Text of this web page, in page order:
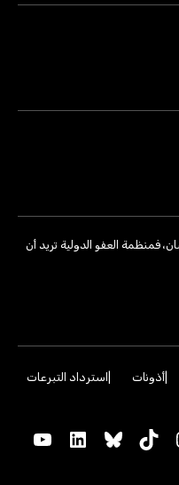
فمنظمة العفو الدولية تريد أن
أذونات
استرداد التبرعات
TikTok
Bluesky
LinkedIn
YouTube